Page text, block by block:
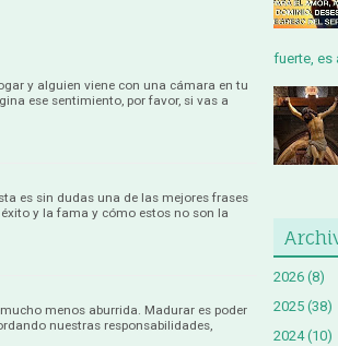
y alguien viene con una cámara en tu
ese sentimiento, por favor, si vas a
es sin dudas una de las mejores frases
y la fama y cómo estos no son la
menos aburrida. Madurar es poder
nuestras responsabilidades,
fuerte, es
2026 (8)
2025 (38)
2024 (10)